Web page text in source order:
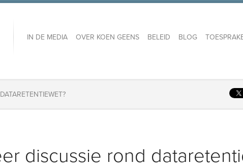
IN DE MEDIA OVER KOEN GEENS BELEID BLOG
discussie rond